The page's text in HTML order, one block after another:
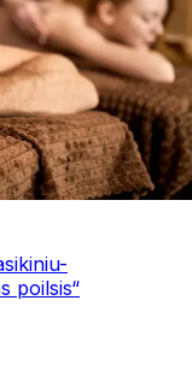
poilsis“